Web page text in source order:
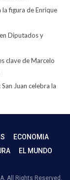
la figura de Enrique
Diputados y
clave de Marcelo
Juan celebra la
ECONOMIA
EL MUNDO
All Rights Reserved.